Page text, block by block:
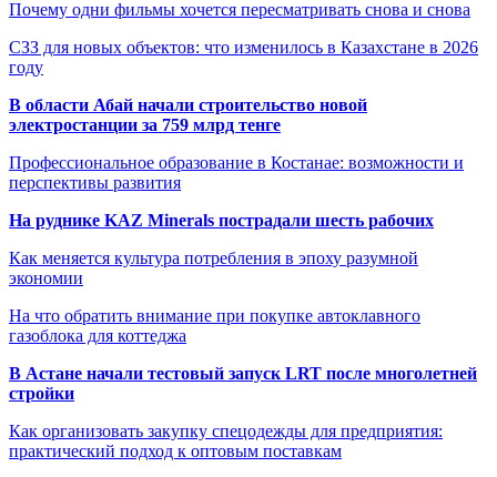
Почему одни фильмы хочется пересматривать снова и снова
СЗЗ для новых объектов: что изменилось в Казахстане в 2026
году
В области Абай начали строительство новой
электростанции за 759 млрд тенге
Профессиональное образование в Костанае: возможности и
перспективы развития
На руднике KAZ Minerals пострадали шесть рабочих
Как меняется культура потребления в эпоху разумной
экономии
На что обратить внимание при покупке автоклавного
газоблока для коттеджа
В Астане начали тестовый запуск LRT после многолетней
стройки
Как организовать закупку спецодежды для предприятия:
практический подход к оптовым поставкам